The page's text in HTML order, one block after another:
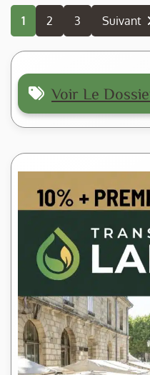
Pagination
des
publications
1 2 3 Suivant
Voir Le